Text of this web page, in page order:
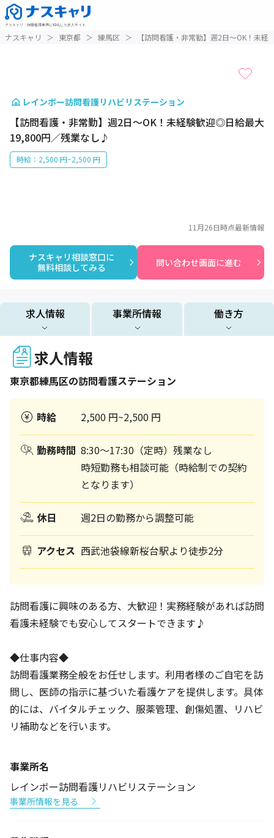
ナスキャリ ： 訪問看護業界に特化した求人サイト
ナスキャリ ＞ 東京都 ＞ 練馬区 ＞ 【訪問看護・非常勤】週2日～OK！未
レインボー訪問看護リハビリステーション
【訪問看護・非常勤】週2日～OK！未経験歓迎◎日給最大
19,800円／残業なし♪
時給：2,500 円~2,500 円
ナスキャリ相談窓口に
無料相談してみる
問い合わせ画面に進む
11月26日時点最新情報
求人情報 事業所情報 働き方
求人情報
東京都練馬区の訪問看護ステーション
時給 2,500 円~2,500 円
勤務時間 8:30～17:30（定時）残業なし
時短勤務も相談可能（時給制での契約
となります）
休日 週2日の勤務から調整可能
アクセス 西武池袋線新桜台駅より徒歩2分
訪問看護に興味のある方、大歓迎！実務経験があれば訪問
看護未経験でも安心してスタートできます♪
◆仕事内容◆
訪問看護業務全般をお任せします。利用者様のご自宅を訪
問し、医師の指示に基づいた看護ケアを提供します。具体
的には、バイタルチェック、服薬管理、創傷処置、リハビ
リ補助などを行います。
事業所名
レインボー訪問看護リハビリステーション
事業所情報を見る